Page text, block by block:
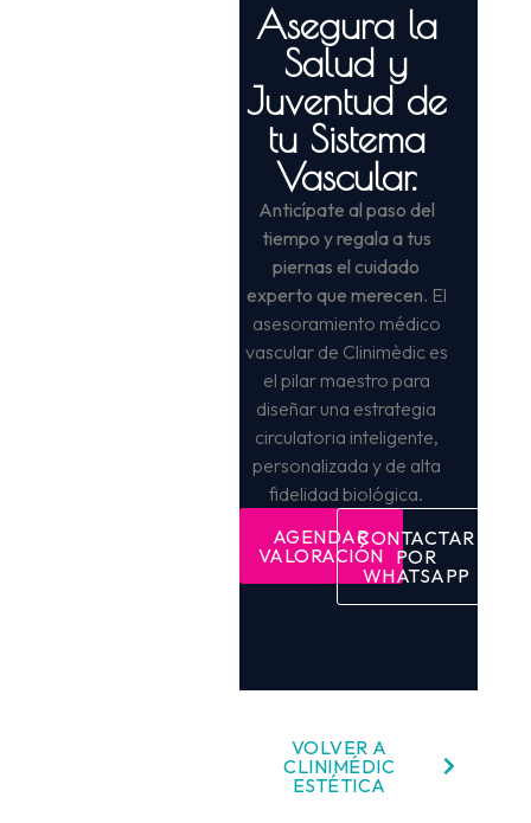
Asegura la
Salud y
Juventud de
tu Sistema
Vascular.
Anticípate al paso del
tiempo y regala a tus
piernas el cuidado
experto que merecen. El
asesoramiento médico
vascular de Clinimèdic es
el pilar maestro para
diseñar una estrategia
circulatoria inteligente,
personalizada y de alta
fidelidad biológica.
AGENDAR
VALORACIÓN
CONTACTAR
POR
WHATSAPP
VOLVER A
CLINIMÉDIC
ESTÉTICA